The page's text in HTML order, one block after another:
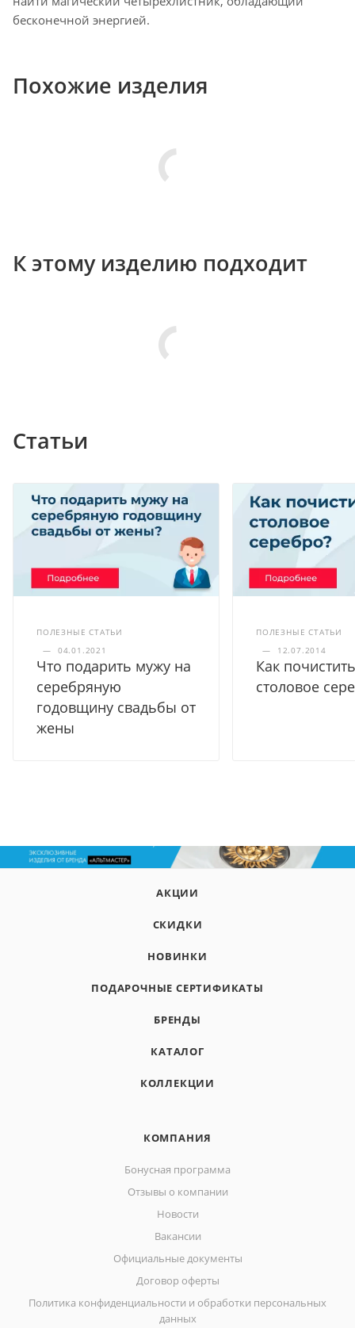
бесконечной энергией.
Похожие изделия
К этому изделию подходит
Статьи
ПОЛЕЗНЫЕ СТАТЬИ
—
04.01.2021
Что подарить мужу на
серебряную
годовщину свадьбы от
жены
ПОЛЕЗНЫЕ СТАТЬИ
—
12.07.2014
Как почистить
столовое
АКЦИИ
СКИДКИ
НОВИНКИ
ПОДАРОЧНЫЕ СЕРТИФИКАТЫ
БРЕНДЫ
КАТАЛОГ
КОЛЛЕКЦИИ
КОМПАНИЯ
Бонусная программа
Отзывы о компании
Новости
Вакансии
Официальные документы
Договор оферты
Политика конфиденциальности и обработки персональных
данных